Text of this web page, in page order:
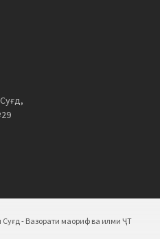
- Вазорати маориф ва илми ҶТ